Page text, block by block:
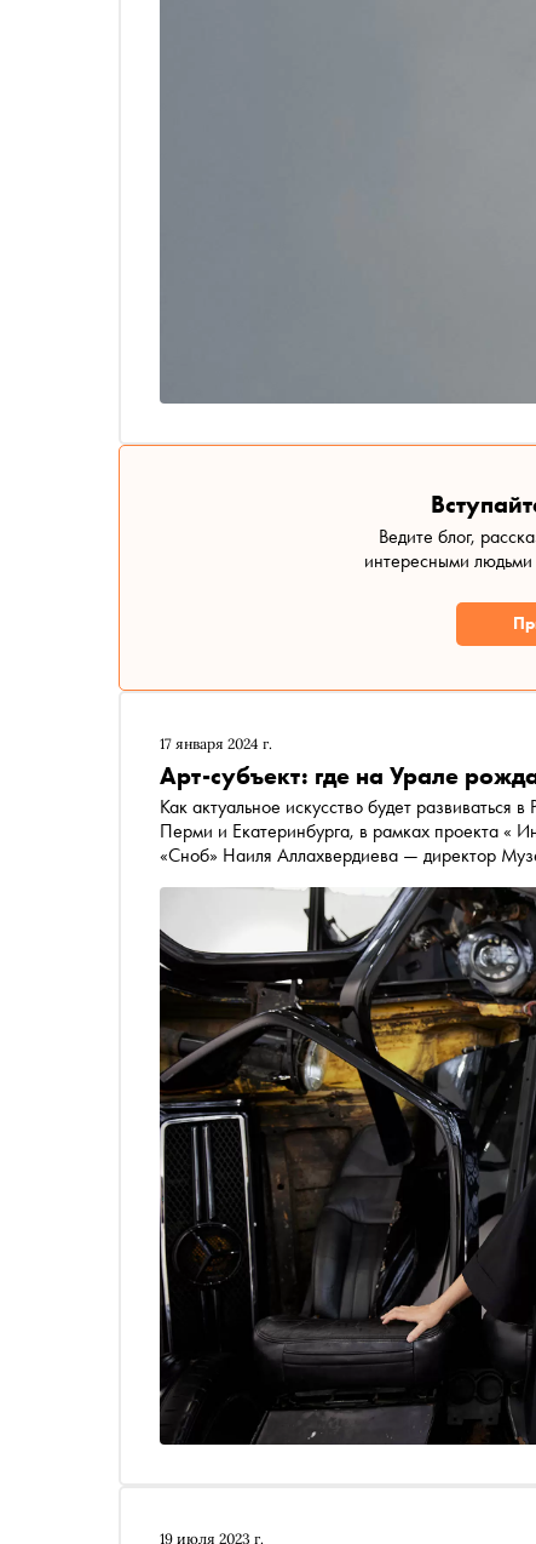
Ведите блог,
интересными
17 января 2024 г.
Арт-субъект: где на Урале
Как актуальное искусство будет развиваться
Перми и Екатеринбурга, в рамках проекта « Индустрия »
«Сноб» Наиля Аллахвердиева — директор Музея современного искусства PERMM, «Музей года» по
19 июля 2023 г.